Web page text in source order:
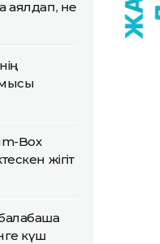
аялдап, не
Box
жігіт
күш